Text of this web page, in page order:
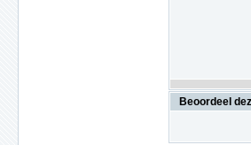
Beoordeel